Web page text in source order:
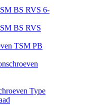
BS RVS 6-
BS RVS
TSM PB
Type